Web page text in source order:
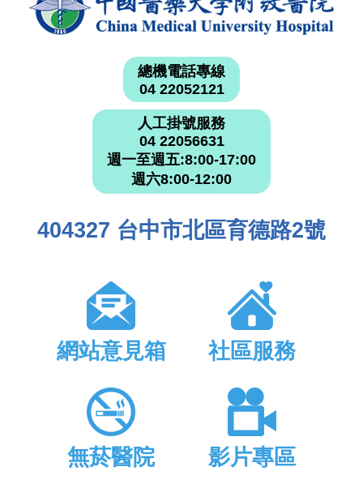
總機電話專線
04 22052121
人工掛號服務
04 22056631
週一至週五:8:00-17:00
週六8:00-12:00
404327 台中市北區育德路2號
網站意見箱 社區服務
無菸醫院 影片專區